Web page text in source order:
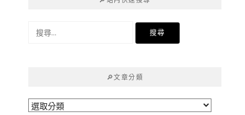
🔎文章分類
🔎